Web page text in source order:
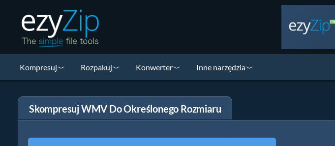
Kompresuj Rozpakuj Konwerter Inne narzędzia
Skompresuj WMV Do Określonego Rozmiaru